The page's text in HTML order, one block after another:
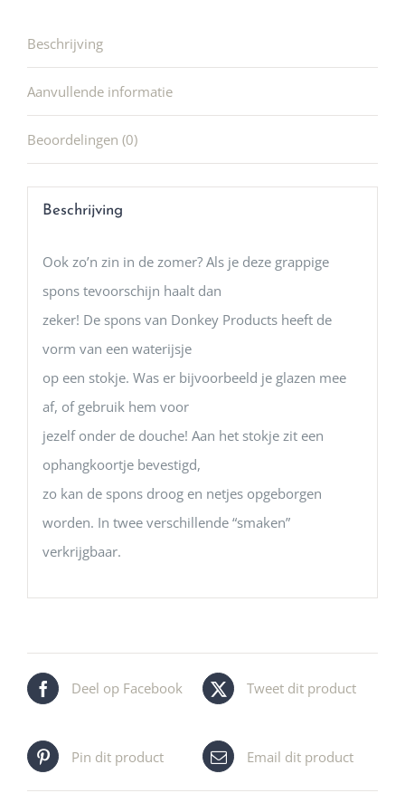
Beschrijving
Aanvullende informatie
Beoordelingen (0)
Beschrijving
Ook zo’n zin in de zomer? Als je deze grappige
spons tevoorschijn haalt dan
zeker! De spons van Donkey Products heeft de
vorm van een waterijsje
op een stokje. Was er bijvoorbeeld je glazen mee
af, of gebruik hem voor
jezelf onder de douche! Aan het stokje zit een
ophangkoortje bevestigd,
zo kan de spons droog en netjes opgeborgen
worden. In twee verschillende “smaken”
verkrijgbaar.
Deel op Facebook Tweet dit product
Pin dit product Email dit product